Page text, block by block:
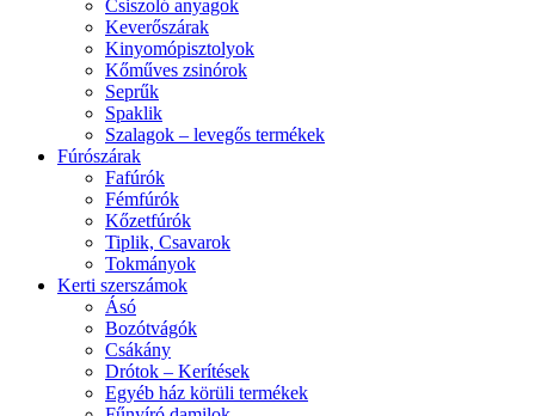
Csiszoló anyagok
Keverőszárak
Kinyomópisztolyok
Kőműves zsinórok
Seprűk
Spaklik
Szalagok – levegős termékek
Fúrószárak
Fafúrók
Fémfúrók
Kőzetfúrók
Tiplik, Csavarok
Tokmányok
Kerti szerszámok
Ásó
Bozótvágók
Csákány
Drótok – Kerítések
Egyéb ház körüli termékek